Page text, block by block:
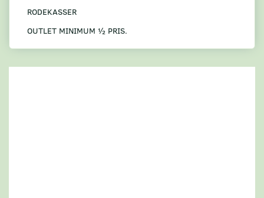
RODEKASSER
OUTLET MINIMUM ½ PRIS.